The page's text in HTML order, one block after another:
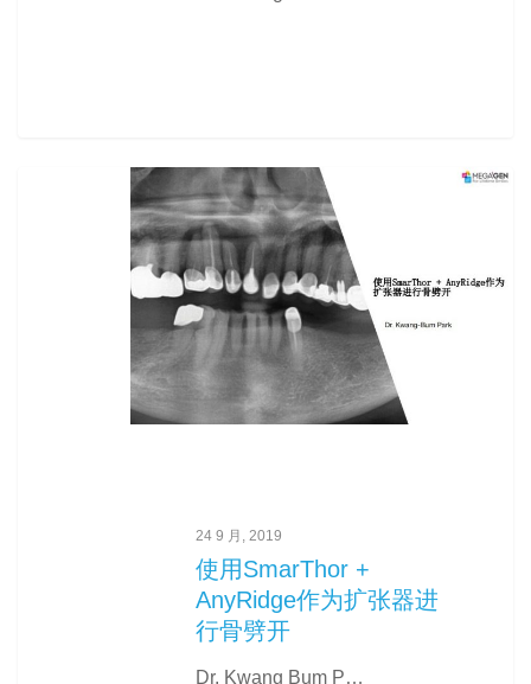
24 9 月, 2019
使用SmarThor +
AnyRidge作为扩张器进
行骨劈开
Dr. Kwang Bum P…